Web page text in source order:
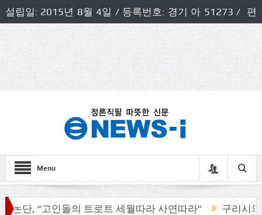
설립일: 2015년 8월 4일 / 등록번호: 경기 아 51273 / 편
집인 및 발행인: 허득천 / 개인정보책임자 및 청소년보호호
책임자: 최상규
Menu
“고인돌의 트로트 세월따라 사연따라” 구리시의회, 기